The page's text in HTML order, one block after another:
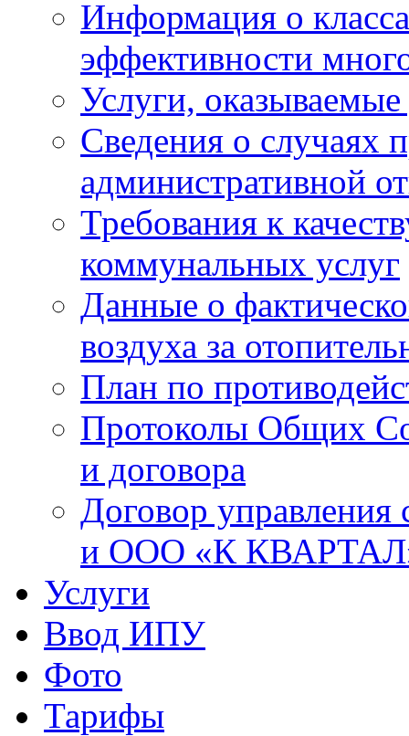
Информация о
эффективности
Услуги,
Сведения о случаях
административной
Требования к
коммунальных услуг
Данные о
воздуха за
План по
Протоколы Общих
и договора
Договор управления
и ООО «К
Услуги
Ввод ИПУ
Фото
Тарифы